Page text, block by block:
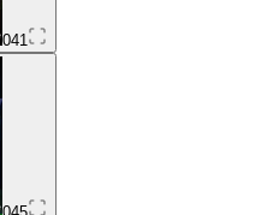
041